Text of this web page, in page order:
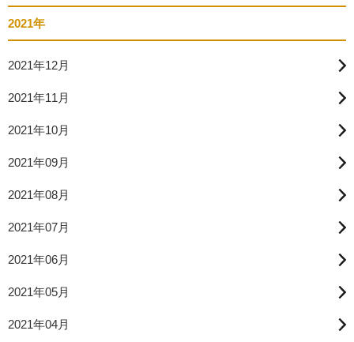
2021年
2021年12月
2021年11月
2021年10月
2021年09月
2021年08月
2021年07月
2021年06月
2021年05月
2021年04月